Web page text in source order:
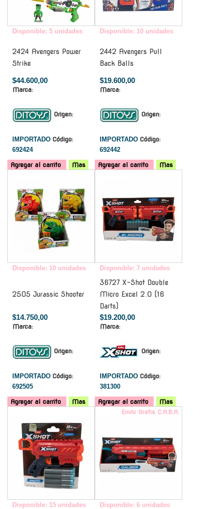
Disponible: 5 unidades
2424 Avengers Power
Strike
$44.600,00
Marca:
Origen:
IMPORTADO Código:
692424
Agregar al carrito Mas
Disponible: 10 unidades
2442 Avengers Pull
Back Balls
$19.600,00
Marca:
Origen:
IMPORTADO Código:
692442
Agregar al carrito
Mas
Disponible: 10 unidades
2505 Jurassic Shooter
$14.750,00
Marca:
Origen:
IMPORTADO Código:
692505
Agregar al carrito Mas
Disponible: 7 unidades
36727 X-Shot Double
Micro Excel 2.0 (16
Darts)
$19.200,00
Marca:
Origen:
IMPORTADO Código:
381300
Agregar al carrito
Mas
Disponible: 15 unidades
Envío Gratis C.A.B.A.
Disponible: 6 unidades